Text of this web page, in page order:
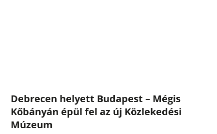
Debrecen helyett Budapest – Mégis
Kőbányán épül fel az új Közlekedési
Múzeum